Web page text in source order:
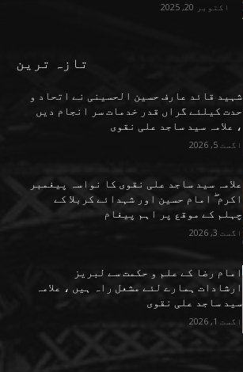
اکتوبر 20, 2025
تازہ ترین
شہید قائد عارف حسین الحسینی نے اتحاد و
حدت کیلئے گراں قدر خدمات سر انجام دیں
، علامہ سید ساجد علی نقوی
اگست 5, 2026
علامہ سید ساجد علی نقوی کا نواسہ پیغمبر
اکرم ۖ امام حسین اور شہدائے کربلا کے
چہلم کے موقع پر اہم پیغام
اگست 3, 2026
امام رضا کے علم و حکمت سے لبریز
ارشادات ہمارے لئے مشعل راہ ہیں ، علامہ
سید ساجد علی نقوی
اگست 1, 2026